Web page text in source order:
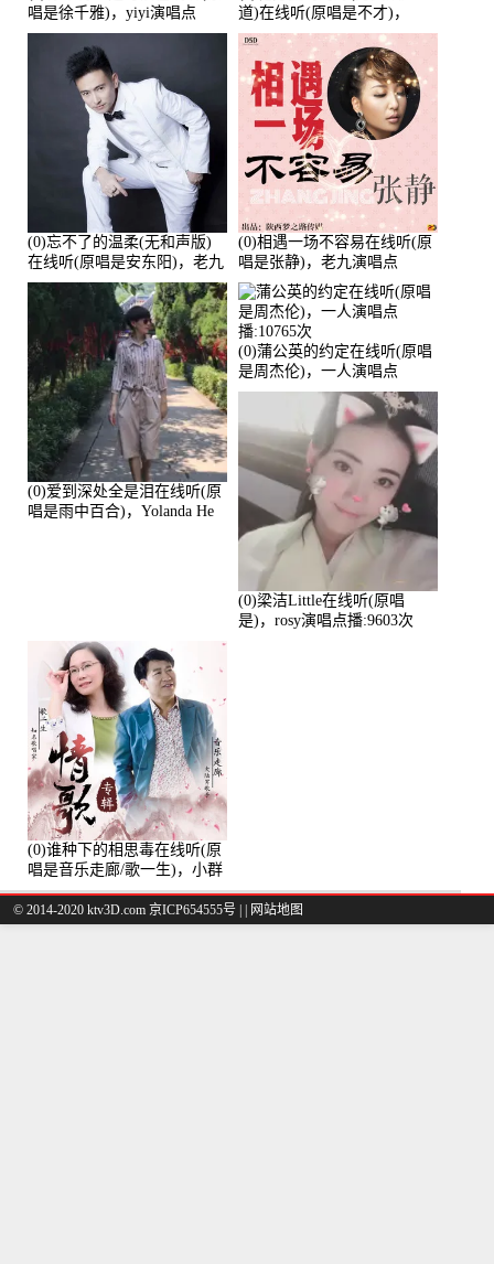
唱是徐千雅)，yiyi演唱点
播:21991次
道)在线听(原唱是不才)，
HGBai演唱点播:19428次
(0)忘不了的温柔(无和声版)
在线听(原唱是安东阳)，老九
演唱点播:17392次
(0)相遇一场不容易在线听(原
唱是张静)，老九演唱点
播:11453次
(0)爱到深处全是泪在线听(原
唱是雨中百合)，Yolanda He
(0)蒲公英的约定在线听(原唱
是周杰伦)，一人演唱点
播:10765次
(0)梁洁Little在线听(原唱
是)，rosy演唱点播:9603次
(0)谁种下的相思毒在线听(原
唱是音乐走廊/歌一生)，小群
演唱点播:8975次
© 2014-2020 ktv3D.com 京ICP654555号 | 网站地图